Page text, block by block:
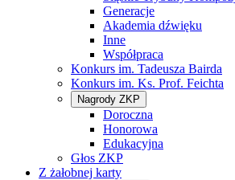
Generacje
Akademia dźwięku
Inne
Współpraca
Konkurs im. Tadeusza Bairda
Konkurs im. Ks. Prof. Feichta
Nagrody ZKP
Doroczna
Honorowa
Edukacyjna
Głos ZKP
Z żałobnej karty